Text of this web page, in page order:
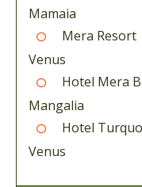
Mamaia
Mera Resort
Venus
Hotel Mera
Mangalia
Hotel
Venus